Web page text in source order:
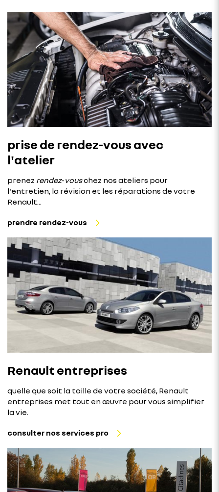
prise de rendez-vous avec
l'atelier
prenez rendez-vouschez nos ateliers pour
l'entretien, la révision et les réparations de votre
Renault...
prendre rendez-vous
Renault entreprises
quelle que soit la taille de votre société, Renault
entreprises met tout en œuvre pour vous simplifier
la vie.
consulter nos services pro